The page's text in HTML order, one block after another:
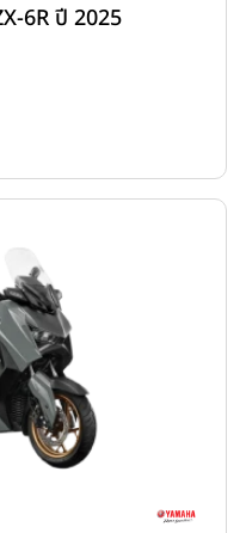
6R ปี 2025